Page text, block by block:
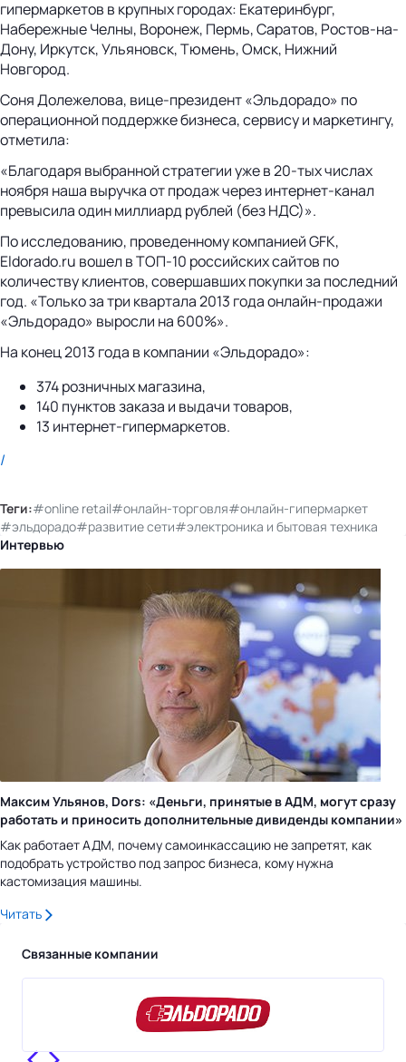
гипермаркетов в крупных городах: Екатеринбург,
Набережные Челны, Воронеж, Пермь, Саратов, Ростов-на-
Дону, Иркутск, Ульяновск, Тюмень, Омск, Нижний
Новгород.
Соня Долежелова, вице-президент «Эльдорадо» по
операционной поддержке бизнеса, сервису и маркетингу,
отметила:
«Благодаря выбранной стратегии уже в 20-тых числах
ноября наша выручка от продаж через интернет-канал
превысила один миллиард рублей (без НДС)».
По исследованию, проведенному компанией GFK,
Eldorado.ru вошел в ТОП-10 российских сайтов по
количеству клиентов, совершавших покупки за последний
год. «Только за три квартала 2013 года онлайн-продажи
«Эльдорадо» выросли на 600%».
На конец 2013 года в компании «Эльдорадо»:
374 розничных магазина,
140 пунктов заказа и выдачи товаров,
13 интернет-гипермаркетов.
/
Теги:#online retail#онлайн-торговля#онлайн-гипермаркет
#эльдорадо#развитие сети#электроника и бытовая техника
Интервью
Максим Ульянов, Dors: «Деньги, принятые в АДМ, могут сразу
работать и приносить дополнительные дивиденды компании»
Как работает АДМ, почему самоинкассацию не запретят, как
подобрать устройство под запрос бизнеса, кому нужна
кастомизация машины.
Читать
Связанные компании